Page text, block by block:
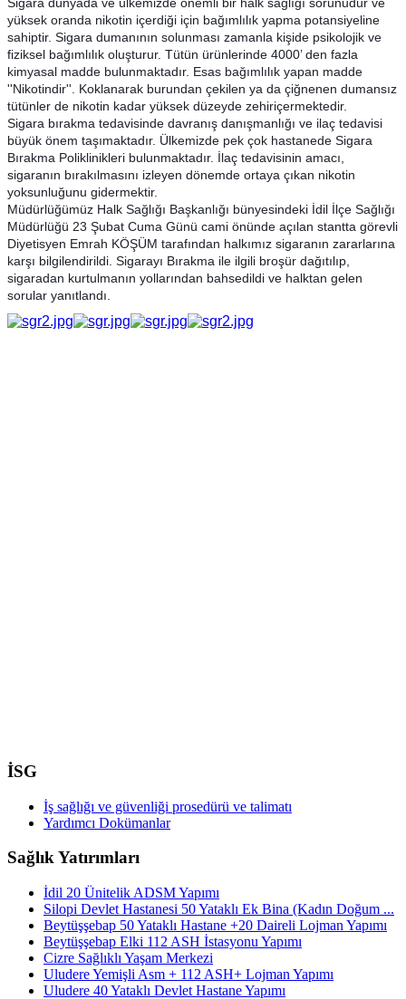
yüksek oranda nikotin içerdiği için bağımlılık yapma potansiyeline
sahiptir. Sigara dumanının solunması zamanla kişide psikolojik ve
fiziksel bağımlılık oluşturur. Tütün ürünlerinde 4000’ den fazla
kimyasal madde bulunmaktadır. Esas bağımlılık yapan madde
''Nikotindir''. Koklanarak burundan çekilen ya da çiğnenen dumansız
tütünler de nikotin kadar yüksek düzeyde zehiriçermektedir.
Sigara bırakma tedavisinde davranış danışmanlığı ve ilaç tedavisi
büyük önem taşımaktadır. Ülkemizde pek çok hastanede Sigara
Bırakma Poliklinikleri bulunmaktadır. İlaç tedavisinin amacı,
sigaranın bırakılmasını izleyen dönemde ortaya çıkan nikotin
yoksunluğunu gidermektir.
Müdürlüğümüz Halk Sağlığı Başkanlığı bünyesindeki İdil İlçe Sağlığı
Müdürlüğü 23 Şubat Cuma Günü cami önünde açılan stantta görevli
Diyetisyen Emrah KÖŞÜM tarafından halkımız sigaranın zararlarına
karşı bilgilendirildi. Sigarayı Bırakma ile ilgili broşür dağıtılıp,
sigaradan kurtulmanın yollarından bahsedildi ve halktan gelen
sorular yanıtlandı.
İSG
İş sağlığı ve güvenliği prosedürü ve talimatı
Yardımcı Dokümanlar
Sağlık Yatırımları
İdil 20 Ünitelik ADSM Yapımı
Silopi Devlet Hastanesi 50 Yataklı Ek Bina (Kadın Doğum ...
Beytüşşebap 50 Yataklı Hastane +20 Daireli Lojman Yapımı
Beytüşşebap Elki 112 ASH İstasyonu Yapımı
Cizre Sağlıklı Yaşam Merkezi
Uludere Yemişli Asm + 112 ASH+ Lojman Yapımı
Uludere 40 Yataklı Devlet Hastane Yapımı